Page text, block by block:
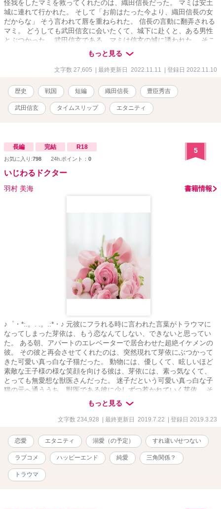
怪我をしたマミを救ってくれたのは、織田信長だった。 マミは安土
城に連れて行かれた。 そして「お前はたった今より、織田信長の女
だからな」 そう言われて唇を重ねられた。 信長の言動に翻弄される
マミ。 どうしても武田信玄に会いたくて、城下に赴くと、ある男性
とぶつかった。 武田信玄である、マミは信玄の城に誘われた。 そこ
へなぜか信長が現れる「帰るぞ」そう言われて戸惑うマミ。 果たし
て信長とマミの恋の行方はどうなるのか。
もっと見る
文字数 27,605 | 最終更新日 2022.11.11 | 登録日 2022.11.10
歴史 戦国 短編 織田信長 豊臣秀吉
武田信玄 タイムスリップ エタニティ
長編 完結 R18
お気に入り:798 24h.ポイント： 0
5
いじわるドクター
羽村 美海 書籍情報
♪゜・*:.。. .。.:*・♪ 元彼にフラれる時に言われた言葉がトラウマに
なってしまった芽依は、もう恋なんてしない、できないと思ってい
た。 ある朝、アパートのエレベーターで居合わせた超絶イケメンの
彼。 その彼と再会させてくれたのは、突然現れて芽依にぶつかって
きた可愛い真っ白な子猫だった。 動物には、優しくて、眩しいほど
素敵な王子様の様な笑顔を向ける彼は、芽依には、素っ気なくて、
とっても無愛想な獣医さんだった。 迷子だという可愛い真っ白な子
猫の元へ通ううち、獣医である彼に少しずつ惹かれていく芽依。 そ
んな芽依に、思いもしなかった展開が待っているのだった。 例え、
身体だけの関係だったとしても… あなたの傍に居たい……。 ＊ス
レ違いから始まってしまった恋＊ ＊焦れ焦れ大人の純愛story＊ 甘く
現満載になっていますので、苦手な方はくれぐれもご注意下さい。
【無断転載禁止】 ♪゜・*:.。. .。.:*・♪ 社会人１年生の高岡芽依<ﾀｶｵｶ
ﾒｲ> 20歳 ツンデレ？イケメン獣医師の五十嵐海翔<ｲｶﾞﾗｼ ｶｲﾄ> 27
歳 ♪゜・*:.。. .。.:*・♪ こちらは、数年前にエブリスタさんで連載し
ていたものです。 ⚠「Reproduction is prohibited.(転載禁止)」 ※サ
イトで投稿をはじめた頃の作品です。読みにくいと思いますがご容
もっと見る
文字数 234,928 | 最終更新日 2019.7.22 | 登録日 2019.3.23
恋愛 エタニティ 溺愛（の予定） すれ違い/せつない
ラブコメ ハッピーエンド 純愛 三角関係？
トラウマ